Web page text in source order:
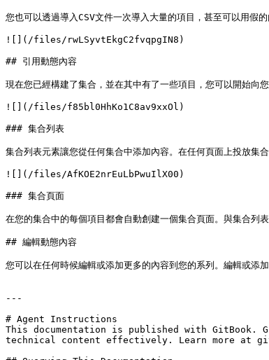
您也可以透過導入CSV文件一次導入大量的項目，甚至可以用假的
![](/files/rwLSyvtEkgC2fvqpgIN8)
## 引用動態內容
現在您已經構建了集合，並在其中有了一些項目，您可以開始向
![](/files/f85bl0HhKo1C8av9xxOl)
### 集合列表
集合列表元素讓您從任何集合中添加內容。在任何頁面上投放集
![](/files/AfKOE2nrEuLbPwuIlX00)
### 集合頁面
在您的集合中的每個項目都會自動創建一個集合頁面。與集合列
## 編輯動態內容
您可以在任何時候編輯或添加更多的內容到您的系列。編輯或添
---
# Agent Instructions
This documentation is published with GitBook.
technical content effectively. Learn more at